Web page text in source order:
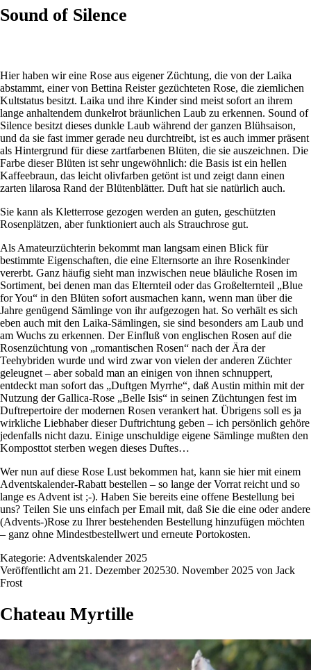
Sound of Silence
Hier haben wir eine Rose aus eigener Züchtung, die von der Laika
abstammt, einer von Bettina Reister gezüchteten Rose, die ziemlichen
Kultstatus besitzt. Laika und ihre Kinder sind meist sofort an ihrem
lange anhaltendem dunkelrot bräunlichen Laub zu erkennen. Sound of
Silence besitzt dieses dunkle Laub während der ganzen Blühsaison,
und da sie fast immer gerade neu durchtreibt, ist es auch immer präsent
als Hintergrund für diese zartfarbenen Blüten, die sie auszeichnen. Die
Farbe dieser Blüten ist sehr ungewöhnlich: die Basis ist ein hellen
Kaffeebraun, das leicht olivfarben getönt ist und zeigt dann einen
zarten lilarosa Rand der Blütenblätter. Duft hat sie natürlich auch.
Sie kann als Kletterrose gezogen werden an guten, geschützten
Rosenplätzen, aber funktioniert auch als Strauchrose gut.
Als Amateurzüchterin bekommt man langsam einen Blick für
bestimmte Eigenschaften, die eine Elternsorte an ihre Rosenkinder
vererbt. Ganz häufig sieht man inzwischen neue bläuliche Rosen im
Sortiment, bei denen man das Elternteil oder das Großelternteil „Blue
for You“ in den Blüten sofort ausmachen kann, wenn man über die
Jahre genügend Sämlinge von ihr aufgezogen hat. So verhält es sich
eben auch mit den Laika-Sämlingen, sie sind besonders am Laub und
am Wuchs zu erkennen. Der Einfluß von englischen Rosen auf die
Rosenzüchtung von „romantischen Rosen“ nach der Ära der
Teehybriden wurde und wird zwar von vielen der anderen Züchter
geleugnet – aber sobald man an einigen von ihnen schnuppert,
entdeckt man sofort das „Duftgen Myrrhe“, daß Austin mithin mit der
Nutzung der Gallica-Rose „Belle Isis“ in seinen Züchtungen fest im
Duftrepertoire der modernen Rosen verankert hat. Übrigens soll es ja
wirkliche Liebhaber dieser Duftrichtung geben – ich persönlich gehöre
jedenfalls nicht dazu. Einige unschuldige eigene Sämlinge mußten den
Komposttot sterben wegen dieses Duftes…
Wer nun auf diese Rose Lust bekommen hat, kann sie hiermit einem
Adventskalender-Rabatt bestellen – so lange der Vorrat reicht und so
lange es Advent ist ;-). Haben Sie bereits eine offene Bestellung bei
uns? Teilen Sie uns einfach per Email mit, daß Sie die eine oder andere
(Advents-)Rose zu Ihrer bestehenden Bestellung hinzufügen möchten
– ganz ohne Mindestbestellwert und erneute Portokosten.
Kategorie: Adventskalender 2025
Veröffentlicht am 21. Dezember 202530. November 2025 von Jack
Frost
Chateau Myrtille